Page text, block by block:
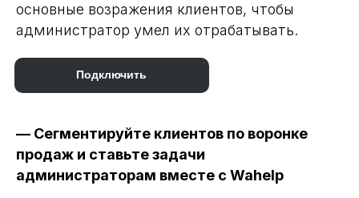
основные возражения клиентов, чтобы
администратор умел их отрабатывать.
Подключить
— Сегментируйте клиентов по воронке
продаж и ставьте задачи
администраторам вместе с Wahelp